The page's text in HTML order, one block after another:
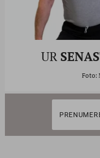
UR
Foto: